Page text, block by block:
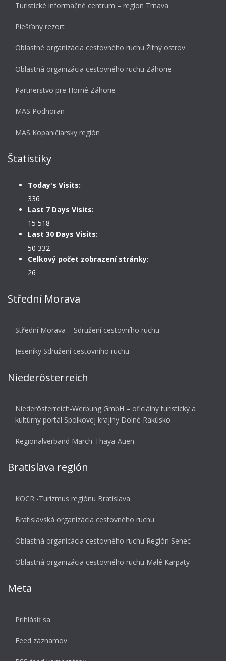
Turistické informačné centrum – region Trnava
Piešťany rezort
Oblastné organizácia cestovného ruchu Žitný ostrov
Oblastná organizácia cestovného ruchu Záhorie
Partnerstvo pre Horné Záhorie
MAS Podhoran
MAS Kopaničiarsky región
Štatistiky
Today's Visits:
336
Last 7 Days Visits:
15 518
Last 30 Days Visits:
50 332
Celkový počet zobrazení stránky:
26
Střední Morava
Střední Morava – Sdružení cestovního ruchu
Jeseníky Sdružení cestovního ruchu
Niederösterreich
Niederösterreich-Werbung GmbH – oficiálny turistický a
kultúrny portál Spolkovej krajiny Dolné Rakúsko
Regionalverband March-Thaya-Auen
Bratislava región
KOCR -Turizmus regiónu Bratislava
Bratislavská organizácia cestovného ruchu
Oblastná organicácia cestovného ruchu Región Senec
Oblastná organizácia cestovného ruchu Malé Karpaty
Meta
Prihlásiť sa
Feed záznamov